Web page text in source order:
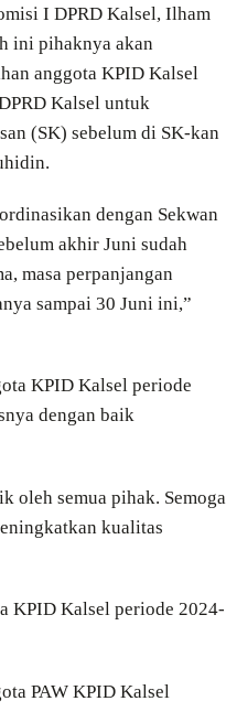
I DPRD Kalsel, Ilham
ini pihaknya akan
anggota KPID Kalsel
Kalsel untuk
(SK) sebelum di SK-kan
dengan Sekwan
akhir Juni sudah
masa perpanjangan
sampai 30 Juni ini,”
KPID Kalsel periode
dengan baik
oleh semua pihak. Semoga
kualitas
KPID Kalsel periode 2024-
PAW KPID Kalsel